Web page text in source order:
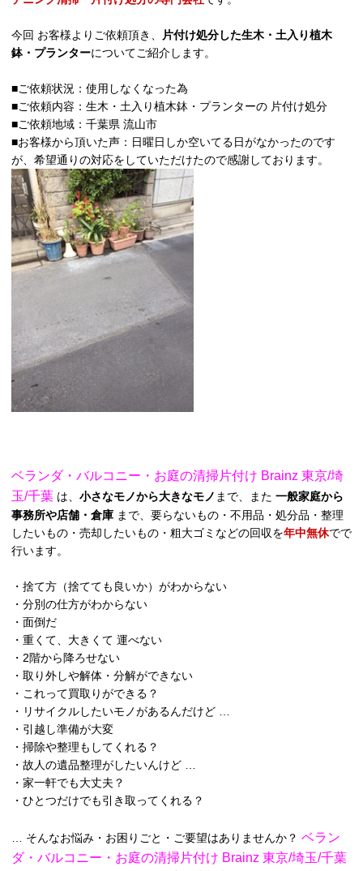
今回 お客様よりご依頼頂き、
片付け処分した生木・土入り植木
鉢・プランターについてご紹介します。
■ご依頼状況：使用しなくなった為
■ご依頼内容：生木・土入り植木鉢・プランターの 片付け処分
■ご依頼地域：千葉県 流山市
■お客様から頂いた声：日曜日しか空いてる日がなかったのです
が、希望通りの対応をしていただけたので感謝しております。
ベランダ・バルコニー・お庭の清掃片付け Brainz 東京/埼
玉/千葉 は、 小さなモノから大きなモノ まで、また 一般家庭から
事務所や店舗・倉庫 まで、要らないもの・不用品・処分品・整理
したいもの・売却したいもの・粗大ゴミなどの回収を年中無休でで
行います。
・捨て方（捨てても良いか）がわからない
・分別の仕方がわからない
・面倒だ
・重くて、大きくて 運べない
・2階から降ろせない
・取り外しや解体・分解ができない
・これって買取りができる？
・リサイクルしたいモノがあるんだけど …
・引越し準備が大変
・掃除や整理もしてくれる？
・故人の遺品整理がしたいんけど …
・家一軒でも大丈夫？
・ひとつだけでも引き取ってくれる？
… そんなお悩み・お困りごと・ご要望はありませんか？ ベラン
ダ・バルコニー・お庭の清掃片付け Brainz 東京/埼玉/千葉